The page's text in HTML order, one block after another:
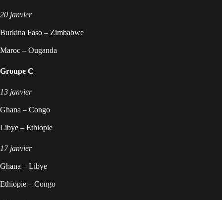
20 janvier
Burkina Faso – Zimbabwe
Maroc – Ouganda
Groupe C
13 janvier
Ghana – Congo
Libye – Ethiopie
17 janvier
Ghana – Libye
Ethiopie – Congo